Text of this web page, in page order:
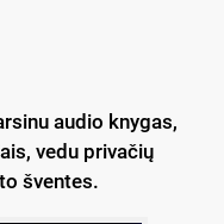
audio knygas,
vedu privačių
šventes.